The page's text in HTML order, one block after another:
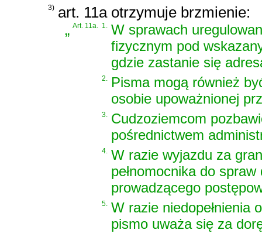
3) art. 11a otrzymuje brzmienie:
„Art. 11a. 1. W sprawach
fizycznym pod
gdzie zastanie się
2. Pisma mogą również
osobie upoważnionej
3. Cudzoziemcom
pośrednictwem
4. W razie wyjazdu za
pełnomocnika do
prowadzącego
5. W razie niedopełnienia
pismo uważa się za